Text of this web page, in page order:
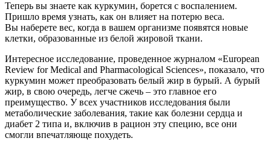
Теперь вы знаете как куркумин, борется с воспалением.
Пришло время узнать, как он влияет на потерю веса.
Вы наберете вес, когда в вашем организме появятся новые
клетки, образованные из белой жировой ткани.
Интересное исследование, проведенное журналом «European
Review for Medical and Pharmacological Sciences», показало, что
куркумин может преобразовать белый жир в бурый. А бурый
жир, в свою очередь, легче сжечь – это главное его
преимущество. У всех участников исследования были
метаболические заболевания, такие как болезни сердца и
диабет 2 типа и, включив в рацион эту специю, все они
смогли впечатляюще похудеть.